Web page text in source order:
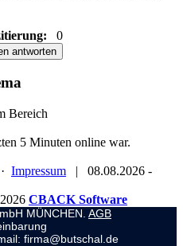
0
antworten
Bereich
5 Minuten online war.
· Impressum |
08.08.2026 -
CBACK Software
MÜNCHEN. AGB
firma@butschal.de